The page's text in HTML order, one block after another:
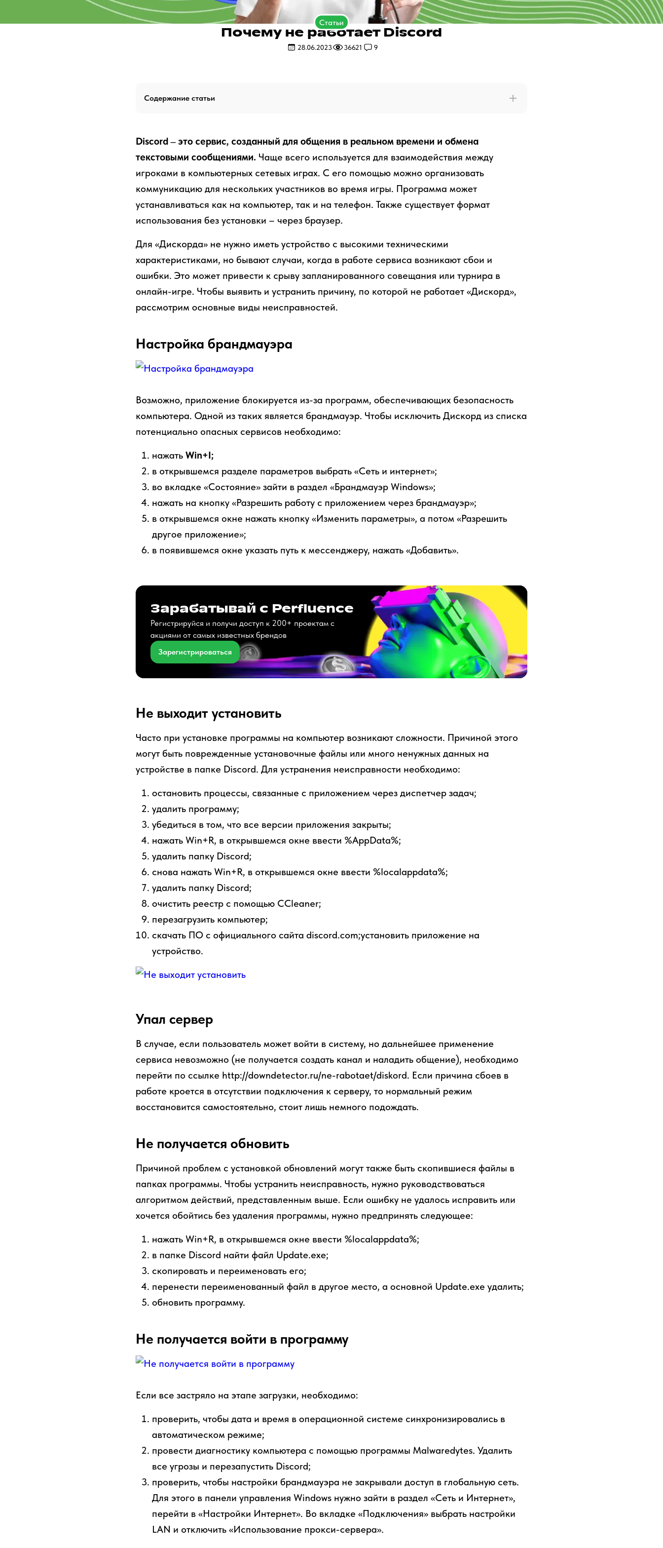
Статьи
Почему не работает Discord
28.06.2023 36621 9
Содержание статьи
Discord – это сервис, созданный для общения в реальном времени и обмена
текстовыми сообщениями. Чаще всего используется для взаимодействия между
игроками в компьютерных сетевых играх. С его помощью можно организовать
коммуникацию для нескольких участников во время игры. Программа может
устанавливаться как на компьютер, так и на телефон. Также существует формат
использования без установки – через браузер.
Для «Дискорда» не нужно иметь устройство с высокими техническими
характеристиками, но бывают случаи, когда в работе сервиса возникают сбои и
ошибки. Это может привести к срыву запланированного совещания или турнира в
онлайн-игре. Чтобы выявить и устранить причину, по которой не работает «Дискорд»,
рассмотрим основные виды неисправностей.
Настройка брандмауэра
Возможно, приложение блокируется из-за программ, обеспечивающих безопасность
компьютера. Одной из таких является брандмауэр. Чтобы исключить Дискорд из списка
потенциально опасных сервисов необходимо:
нажать Win+I;
в открывшемся разделе параметров выбрать «Сеть и интернет»;
во вкладке «Состояние» зайти в раздел «Брандмауэр Windows»;
нажать на кнопку «Разрешить работу с приложением через брандмауэр»;
в открывшемся окне нажать кнопку «Изменить параметры», а потом «Разрешить
другое приложение»;
в появившемся окне указать путь к мессенджеру, нажать «Добавить».
Зарабатывай с Perfluence
Регистрируйся и получи доступ к 200+ проектам с
акциями от самых известных брендов
Зарегистрироваться
Не выходит установить
Часто при установке программы на компьютер возникают сложности. Причиной этого
могут быть поврежденные установочные файлы или много ненужных данных на
устройстве в папке Discord. Для устранения неисправности необходимо:
остановить процессы, связанные с приложением через диспетчер задач;
удалить программу;
убедиться в том, что все версии приложения закрыты;
нажать Win+R, в открывшемся окне ввести %AppData%;
удалить папку Discord;
снова нажать Win+R, в открывшемся окне ввести %localappdata%;
удалить папку Discord;
очистить реестр с помощью CCleaner;
перезагрузить компьютер;
скачать ПО с официального сайта discord.com;установить приложение на
устройство.
Упал сервер
В случае, если пользователь может войти в систему, но дальнейшее применение
сервиса невозможно (не получается создать канал и наладить общение), необходимо
перейти по ссылке http://downdetector.ru/ne-rabotaet/diskord. Если причина сбоев в
работе кроется в отсутствии подключения к серверу, то нормальный режим
восстановится самостоятельно, стоит лишь немного подождать.
Не получается обновить
Причиной проблем с установкой обновлений могут также быть скопившиеся файлы в
папках программы. Чтобы устранить неисправность, нужно руководствоваться
алгоритмом действий, представленным выше. Если ошибку не удалось исправить или
хочется обойтись без удаления программы, нужно предпринять следующее:
нажать Win+R, в открывшемся окне ввести %localappdata%;
в папке Discord найти файл Update.exe;
скопировать и переименовать его;
перенести переименованный файл в другое место, а основной Update.exe удалить;
обновить программу.
Не получается войти в программу
Если все застряло на этапе загрузки, необходимо:
проверить, чтобы дата и время в операционной системе синхронизировались в
автоматическом режиме;
провести диагностику компьютера с помощью программы Malwaredytes. Удалить
все угрозы и перезапустить Discord;
проверить, чтобы настройки брандмауэра не закрывали доступ в глобальную сеть.
Для этого в панели управления Windows нужно зайти в раздел «Сеть и Интернет»,
перейти в «Настройки Интернет». Во вкладке «Подключения» выбрать настройки
LAN и отключить «Использование прокси-сервера».